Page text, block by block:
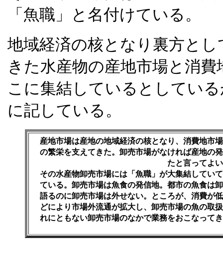
「魚職」と名付けている。
地域経済の核となり裏方と
きた水産物の産地市場と消
こに集結しているとしてい
に記している。
産地市場は産地の地域経済の核となり、消費地市
の繁栄を支えてきた。卸売市場がなければ産地の
たと言ってよ
その水産物卸売市場には「魚職」が大集結してい
ている。卸売市場は魚食の発信地。都市の魚食は
語るのに卸売市場は外せない。ところが、消費が
どにより市場外流通が拡大し、卸売市場の魚の取
れにともない卸売市場のなかで業務をおこなって